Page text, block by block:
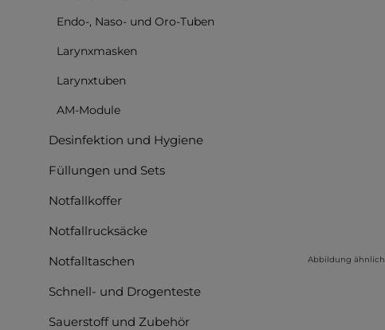
Endo-, Naso- und Oro-Tuben
Larynxmasken
Larynxtuben
AM-Module
Desinfektion und Hygiene
Füllungen und Sets
Notfallkoffer
Notfallrucksäcke
Notfalltaschen
Schnell- und Drogenteste
Sauerstoff und Zubehör
Abbildung ähnlich